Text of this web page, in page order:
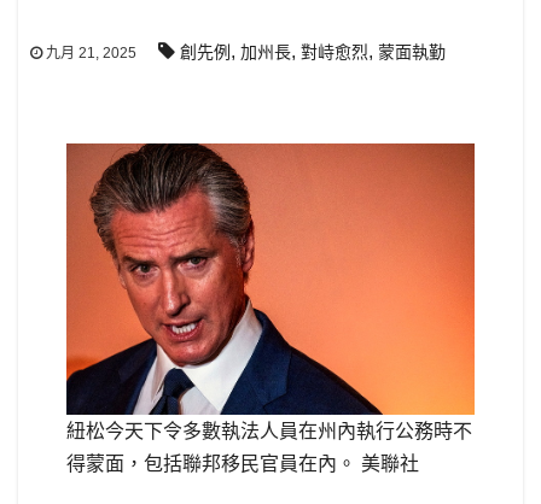
九月 21, 2025 創先例 , 加州長, 對峙愈烈, 蒙面執勤
紐松今天下令多數執法人員在州內執行公務時不
得蒙面，包括聯邦移民官員在內。 美聯社